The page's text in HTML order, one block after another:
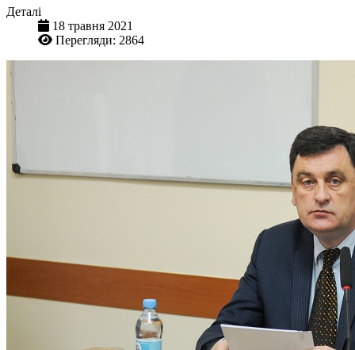
Деталі
18 травня 2021
Перегляди: 2864